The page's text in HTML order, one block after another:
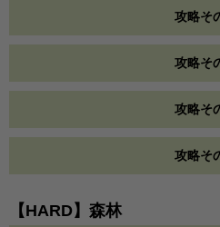
攻略そ
攻略そ
攻略そ
攻略そ
【HARD】森林